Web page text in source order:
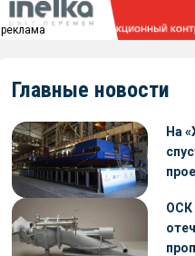
реклама
Главные новости
На
ОСК